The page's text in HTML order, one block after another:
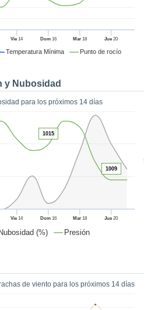
Temperatura Mínima Punto de rocío
Vie 14 Dom16 Mar18 Jue 20
y Nubosidad
para los próximos 14 días
Nubosidad (%) Presión
50
Vie 14 Dom16 Mar18 Jue 20
1015
1009
de viento para los próximos 14 días